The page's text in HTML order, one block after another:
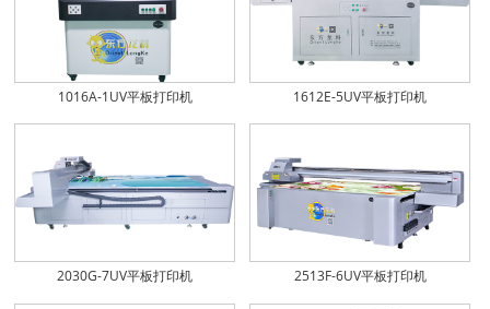
1016A-1UV平板打印机 1612E-5UV平板打印机
2030G-7UV平板打印机 2513F-6UV平板打印机